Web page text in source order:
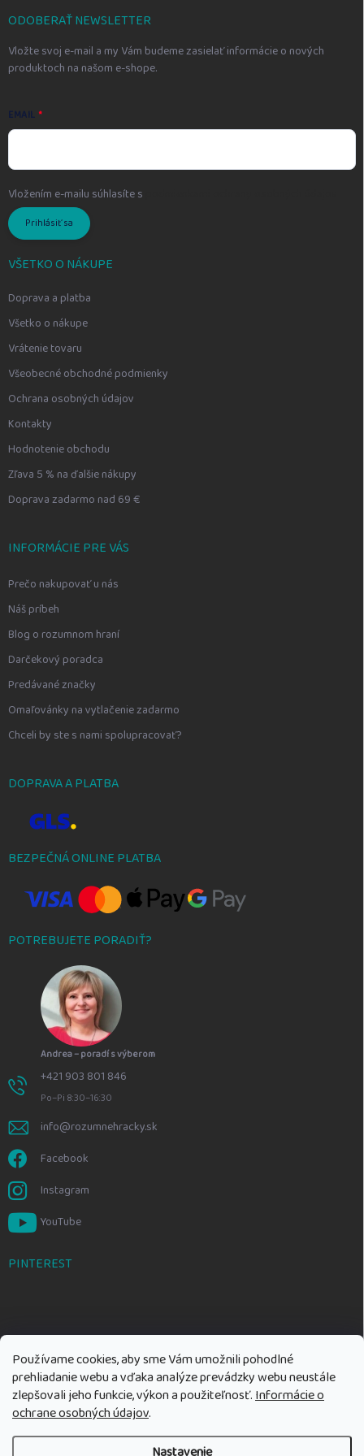
Používame cookies, aby sme Vám umožnili pohodlné
prehliadanie webu a vďaka analýze prevádzky webu neustále
zlepšovali jeho funkcie, výkon a použiteľnosť.Informácie o
ochrane osobných údajov.
ODOBERAŤ NEWSLETTER
Vložte svoj e-mail a my Vám budeme zasielať informácie o nových
produktoch na našom e-shope.
EMAIL
Vložením e-mailu súhlasíte s
Prihlásiť sa
VŠETKO O NÁKUPE
Doprava a platba
Všetko o nákupe
Vrátenie tovaru
Všeobecné obchodné podmienky
Ochrana osobných údajov
Kontakty
Hodnotenie obchodu
Zľava 5 % na ďalšie nákupy
Doprava zadarmo nad 69 €
INFORMÁCIE PRE VÁS
Prečo nakupovať u nás
Náš príbeh
Blog o rozumnom hraní
Darčekový poradca
Predávané značky
Omaľovánky na vytlačenie zadarmo
Chceli by ste s nami spolupracovať?
DOPRAVA A PLATBA
BEZPEČNÁ ONLINE PLATBA
POTREBUJETE PORADIŤ?
Andrea – poradí s výberom
+421 903 801 846
Po–Pi 8:30–16:30
info@rozumnehracky.sk
Facebook
Instagram
YouTube
PINTEREST